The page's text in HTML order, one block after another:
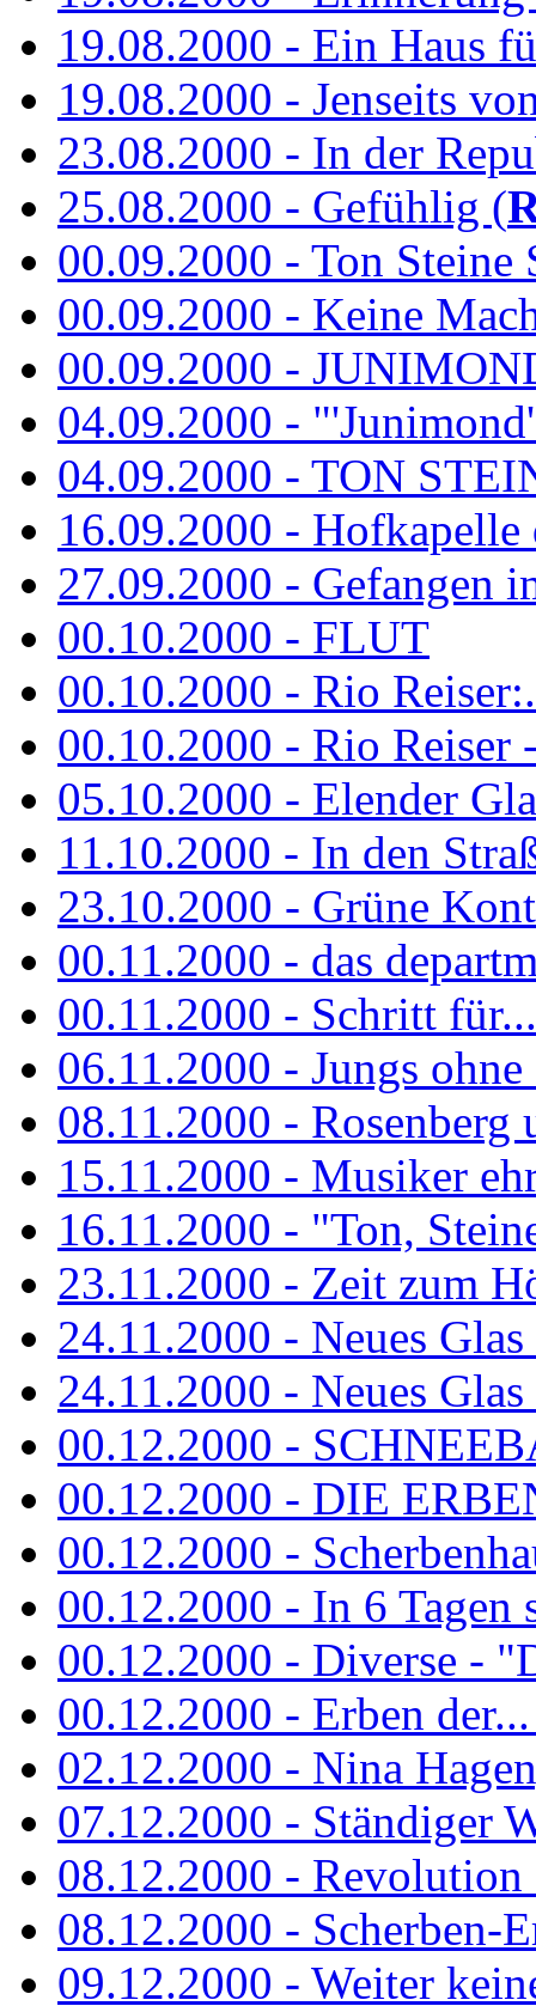
19.08.2000 - Ein Haus
19.08.2000 - Jenseits
23.08.2000 - In der
25.08.2000 - Gefühlig (
00.09.2000 - Ton Steine
00.09.2000 - Keine
00.09.2000 -
04.09.2000 -
04.09.2000 - TON
16.09.2000 - Hofkapelle
27.09.2000 - Gefangen
00.10.2000 - FLUT
00.10.2000 - Rio
00.10.2000 - Rio Reiser
05.10.2000 - Elender
11.10.2000 - In den
23.10.2000 - Grüne
00.11.2000 - das
00.11.2000 - Schritt
06.11.2000 - Jungs
08.11.2000 - Rosenberg
15.11.2000 - Musiker
16.11.2000 - "Ton,
23.11.2000 - Zeit zum
24.11.2000 - Neues
24.11.2000 - Neues Glas
00.12.2000 -
00.12.2000 - DIE
00.12.2000 -
00.12.2000 - In 6 Tagen
00.12.2000 - Diverse -
00.12.2000 - Erben
02.12.2000 - Nina
07.12.2000 - Ständiger
08.12.2000 - Revolution
08.12.2000 - Scherben-
09.12.2000 - Weiter